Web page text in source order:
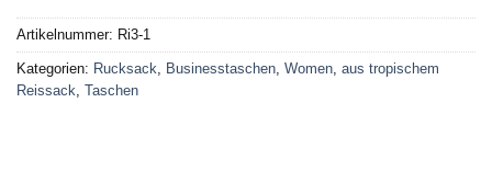
Artikelnummer: Ri3-1
Kategorien: Rucksack, Businesstaschen, Women, aus tropischem
Reissack, Taschen